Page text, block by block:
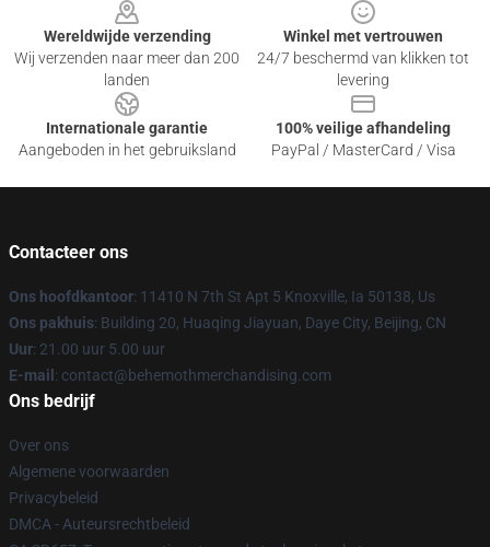
Wereldwijde verzending
Wij verzenden naar meer dan 200
landen
Winkel met vertrouwen
24/7 beschermd van klikken tot
levering
Internationale garantie
Aangeboden in het gebruiksland
100% veilige afhandeling
PayPal / MasterCard / Visa
Contacteer ons
Ons hoofdkantoor: 11410 N 7th St Apt 5 Knoxville, Ia 50138, Us
Ons pakhuis: Building 20, Huaqing Jiayuan, Daye City, Beijing, CN
Uur: 21.00 uur 5.00 uur
E-mail : contact@behemothmerchandising.com
Ons bedrijf
Over ons
Algemene voorwaarden
Privacybeleid
DMCA - Auteursrechtbeleid